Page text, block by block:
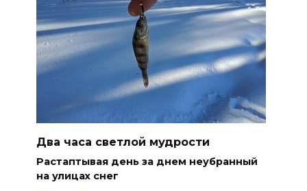
Два часа светлой мудрости
Растаптывая день за днем неубранный
на улицах снег